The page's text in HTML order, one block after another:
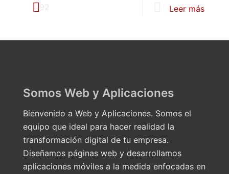
Leer más
Somos Web y Aplicaciones
Bienvenido a Web y Aplicaciones. Somos el
equipo que ideal para hacer realidad la
transformación digital de tu empresa.
Diseñamos páginas web y desarrollamos
aplicaciones móviles a la medida enfocadas en